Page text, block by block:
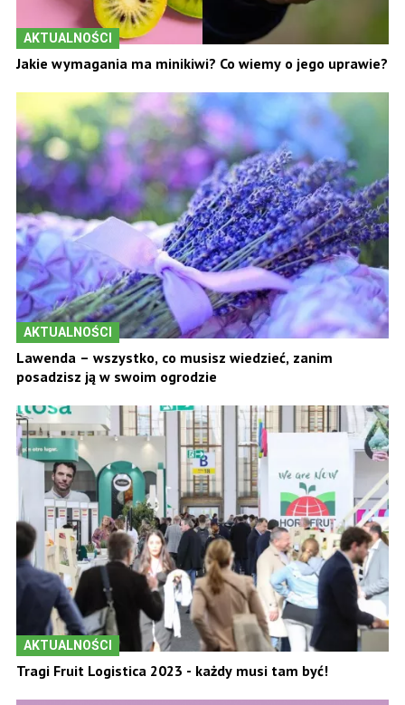
AKTUALNOŚCI
Jakie wymagania ma minikiwi? Co wiemy o jego uprawie?
AKTUALNOŚCI
Lawenda – wszystko, co musisz wiedzieć, zanim
posadzisz ją w swoim ogrodzie
AKTUALNOŚCI
Tragi Fruit Logistica 2023 - każdy musi tam być!